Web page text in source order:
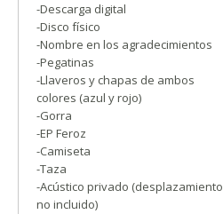
-Descarga digital
-Disco físico
-Nombre en los agradecimientos
-Pegatinas
-Llaveros y chapas de ambos
colores (azul y rojo)
-Gorra
-EP Feroz
-Camiseta
-Taza
-Acústico privado (desplazamiento
no incluido)